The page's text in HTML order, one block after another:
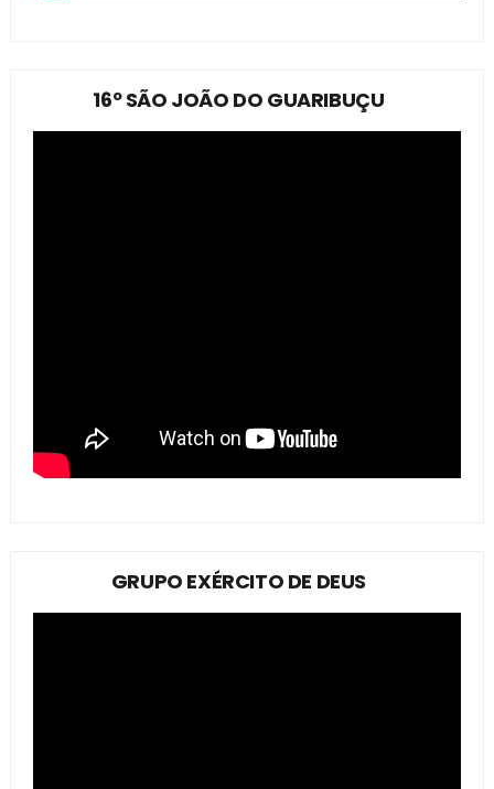
16º SÃO JOÃO DO GUARIBUÇU
GRUPO EXÉRCITO DE DEUS